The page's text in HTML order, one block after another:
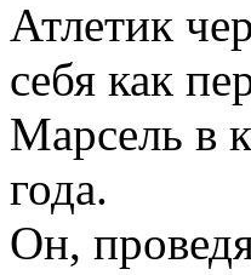
Атлетик
себя как
Марсель в
года.
Он,